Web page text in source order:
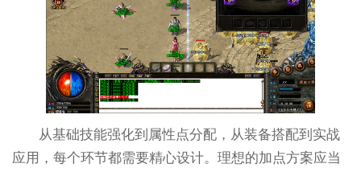
从基础技能强化到属性点分配，从装备搭配到实战
应用，每个环节都需要精心设计。理想的加点方案应当